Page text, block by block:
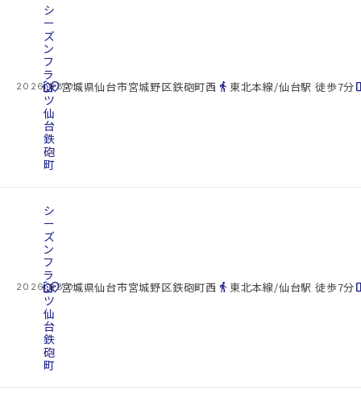
2026.08.09
cottage
シ
ー
ズ
ン
フ
ラ
ッ
ツ
仙
台
鉄
砲
町
location_on宮城県仙台市宮城野区鉄砲町西 directions_walk 東北本線/仙台駅 徒歩7分
2026.08.09
cottage
シ
ー
ズ
ン
フ
ラ
ッ
ツ
仙
台
鉄
砲
町
location_on宮城県仙台市宮城野区鉄砲町西 directions_walk 東北本線/仙台駅 徒歩7分